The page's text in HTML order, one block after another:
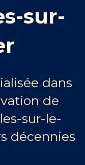
sur-
dans
de
sur-le-
décennies